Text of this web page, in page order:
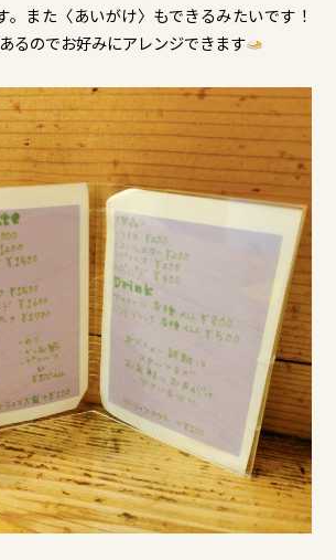
。また〈あいがけ〉もできるみたいです！
るのでお好みにアレンジできます